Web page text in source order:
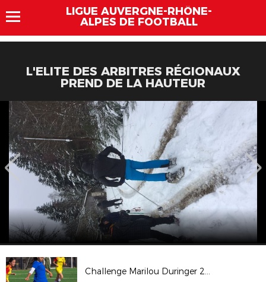
LIGUE AUVERGNE-RHÔNE-
ALPES DE FOOTBALL
L'ELITE DES ARBITRES RÉGIONAUX
PREND DE LA HAUTEUR
Challenge Marilou Duringer 25/26